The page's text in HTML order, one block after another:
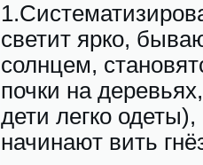
светит ярко,
солнцем,
почки на
дети легко
начинают вить